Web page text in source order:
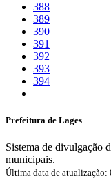
388
389
390
391
392
393
394
Prefeitura de Lages
Sistema de divulgação
municipais.
Última data de